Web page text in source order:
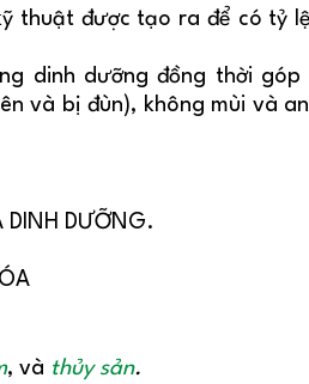
thuật được tạo ra để có tỷ
dinh dưỡng đồng thời góp
và bị đùn), không mùi và
DƯỠNG.
, và thủy sản.